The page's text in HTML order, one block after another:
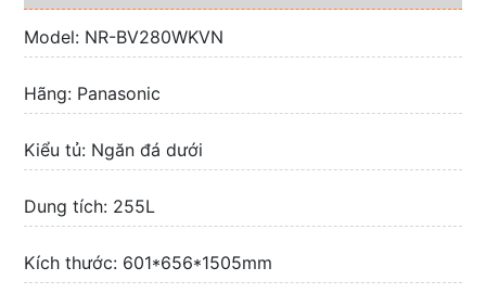
Model: NR-BV280WKVN
Hãng: Panasonic
Kiểu tủ: Ngăn đá dưới
Dung tích: 255L
Kích thước: 601*656*1505mm